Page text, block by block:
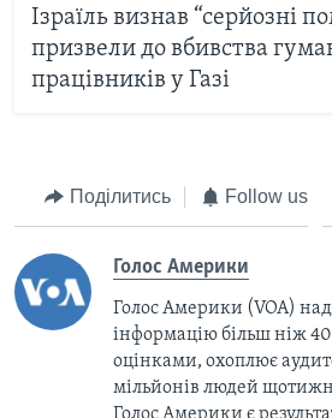
Ізраїль визнав “серйозні
призвели до вбивства
працівників у Газі
Поділитись Follow us
Голос Америки
Голос Америки (VOA)
інформацію більш ніж
оцінками, охоплює
мільйонів людей